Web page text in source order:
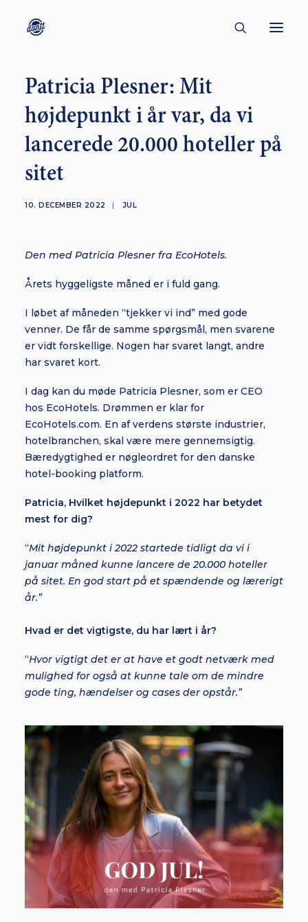
CONTACT
ABOUT
ENGLISH
CREATORS
Patricia Plesner: Mit
højdepunkt i år var, da vi
lancerede 20.000 hoteller på
sitet
10. DECEMBER 2022 | JUL
Den med Patricia Plesner fra EcoHotels.
Årets hyggeligste måned er i fuld gang.
I løbet af måneden “tjekker vi ind” med gode
venner. De får de samme spørgsmål, men svarene
er vidt forskellige. Nogen har svaret langt, andre
har svaret kort.
I dag kan du møde Patricia Plesner, som er CEO
hos EcoHotels. Drømmen er klar for
EcoHotels.com. En af verdens største industrier,
hotelbranchen, skal være mere gennemsigtig.
Bæredygtighed er nøgleordret for den danske
hotel-booking platform.
Patricia, Hvilket højdepunkt i 2022 har betydet
mest for dig?
“Mit højdepunkt i 2022 startede tidligt da vi i
januar måned kunne lancere de 20.000 hoteller
på sitet. En god start på et spændende og lærerigt
år.”
Hvad er det vigtigste, du har lært i år?
“Hvor vigtigt det er at have et godt netværk med
mulighed for også at kunne tale om de mindre
gode ting, hændelser og cases der opstår.”